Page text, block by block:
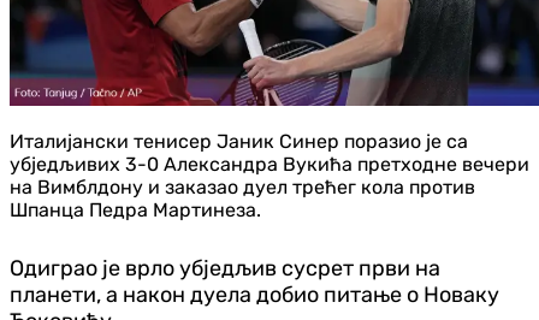
Италијански тенисер Јаник Синер поразио је са
убједљивих 3-0 Александра Вукића претходне вечери
на Вимблдону и заказао дуел трећег кола против
Шпанца Педра Мартинеза.
Одиграо је врло убједљив сусрет први на
планети, а након дуела добио питање о Новаку